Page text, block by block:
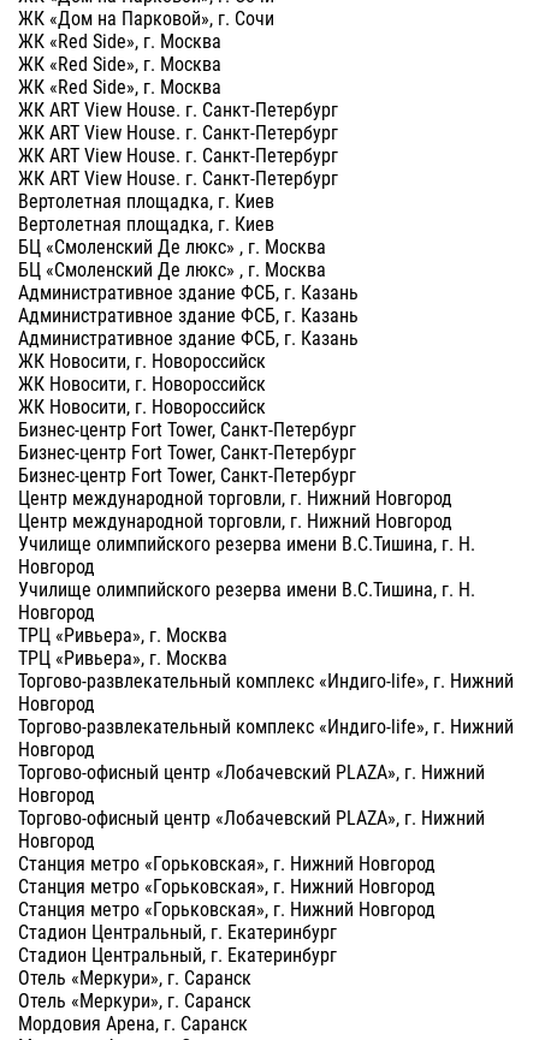
ЖК «Дом на Парковой», г. Сочи
ЖК «Red Side», г. Москва
ЖК «Red Side», г. Москва
ЖК «Red Side», г. Москва
ЖК ART View House. г. Санкт-Петербург
ЖК ART View House. г. Санкт-Петербург
ЖК ART View House. г. Санкт-Петербург
ЖК ART View House. г. Санкт-Петербург
Вертолетная площадка, г. Киев
Вертолетная площадка, г. Киев
БЦ «Смоленский Де люкс» , г. Москва
БЦ «Смоленский Де люкс» , г. Москва
Административное здание ФСБ, г. Казань
Административное здание ФСБ, г. Казань
Административное здание ФСБ, г. Казань
ЖК Новосити, г. Новороссийск
ЖК Новосити, г. Новороссийск
ЖК Новосити, г. Новороссийск
Бизнес-центр Fort Tower, Санкт-Петербург
Бизнес-центр Fort Tower, Санкт-Петербург
Бизнес-центр Fort Tower, Санкт-Петербург
Центр международной торговли, г. Нижний Новгород
Центр международной торговли, г. Нижний Новгород
Училище олимпийского резерва имени В.С.Тишина, г. Н.
Новгород
Училище олимпийского резерва имени В.С.Тишина, г. Н.
Новгород
ТРЦ «Ривьера», г. Москва
ТРЦ «Ривьера», г. Москва
Торгово-развлекательный комплекс «Индиго-life», г. Нижний
Новгород
Торгово-развлекательный комплекс «Индиго-life», г. Нижний
Новгород
Торгово-офисный центр «Лобачевский PLAZA», г. Нижний
Новгород
Торгово-офисный центр «Лобачевский PLAZA», г. Нижний
Новгород
Станция метро «Горьковская», г. Нижний Новгород
Станция метро «Горьковская», г. Нижний Новгород
Станция метро «Горьковская», г. Нижний Новгород
Стадион Центральный, г. Екатеринбург
Стадион Центральный, г. Екатеринбург
Отель «Меркури», г. Саранск
Отель «Меркури», г. Саранск
Мордовия Арена, г. Саранск